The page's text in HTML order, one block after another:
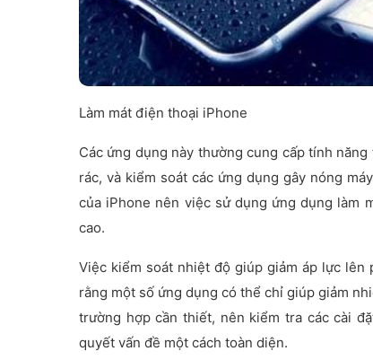
Làm mát điện thoại iPhone
Các ứng dụng này thường cung cấp tính
rác, và kiểm soát các ứng dụng gây nóng
của iPhone nên việc sử dụng ứng dụng làm
cao.
Việc kiểm soát nhiệt độ giúp giảm áp lực
rằng một số ứng dụng có thể chỉ giúp giảm
trường hợp cần thiết, nên kiểm tra các cài
quyết vấn đề một cách toàn diện.